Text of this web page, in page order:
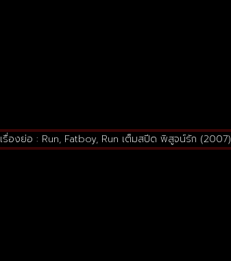
เรื่องย่อ : Run, Fatboy, Run เต็มสปีด พิสูจน์รัก (2007)